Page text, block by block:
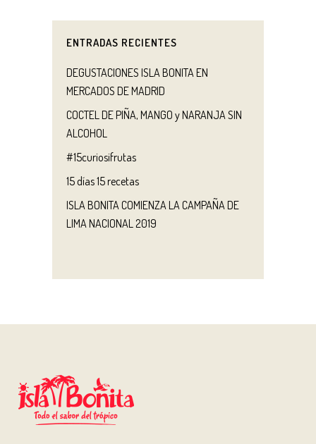
ENTRADAS RECIENTES
DEGUSTACIONES ISLA BONITA EN
MERCADOS DE MADRID
COCTEL DE PIÑA, MANGO y NARANJA SIN
ALCOHOL
#15curiosifrutas
15 días 15 recetas
ISLA BONITA COMIENZA LA CAMPAÑA DE
LIMA NACIONAL 2019